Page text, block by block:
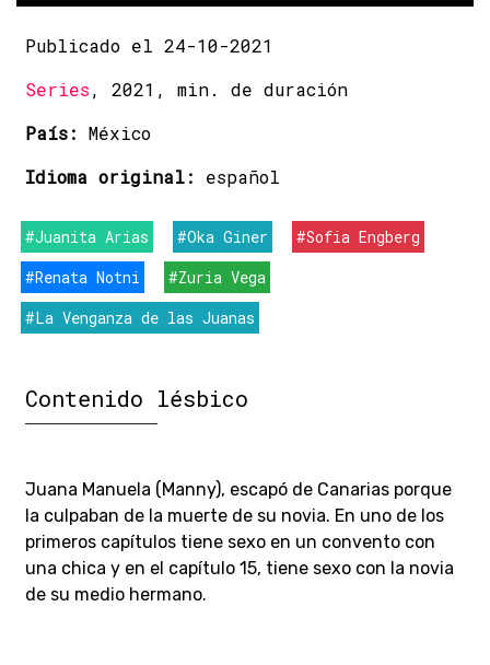
Publicado el 24-10-2021
Series, 2021, min. de duración
País: México
Idioma original: español
#Juanita Arias #Oka Giner
#Sofia Engberg
#Renata Notni
#Zuria Vega
#La Venganza de las Juanas
Contenido lésbico
Juana Manuela (Manny), escapó de Canarias porque
la culpaban de la muerte de su novia. En uno de los
primeros capítulos tiene sexo en un convento con
una chica y en el capítulo 15, tiene sexo con la novia
de su medio hermano.